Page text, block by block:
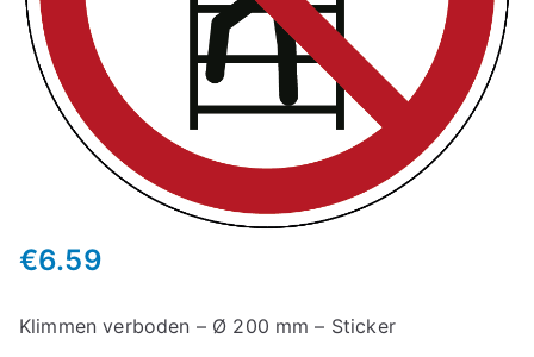
€6.59
Klimmen verboden – Ø 200 mm – Sticker